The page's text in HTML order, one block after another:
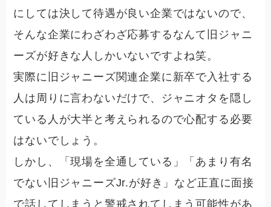
にしては決して待遇が良い企業ではないので、
そんな企業にわざわざ応募するなんて旧ジャニ
ーズが好きな人しかいないですよね笑。
実際に 旧ジャニーズ関連企業に新卒で入社する
人は周りに言わないだけで、ジャニオタを隠し
ている人が大半と考えられるので心配する必要
はないでしょう。
しかし、「現場を全通している」「あまり有名
でない旧ジャニーズJr.が好き」など正直に面接
で話してしまうと警戒されてしまう可能性があ